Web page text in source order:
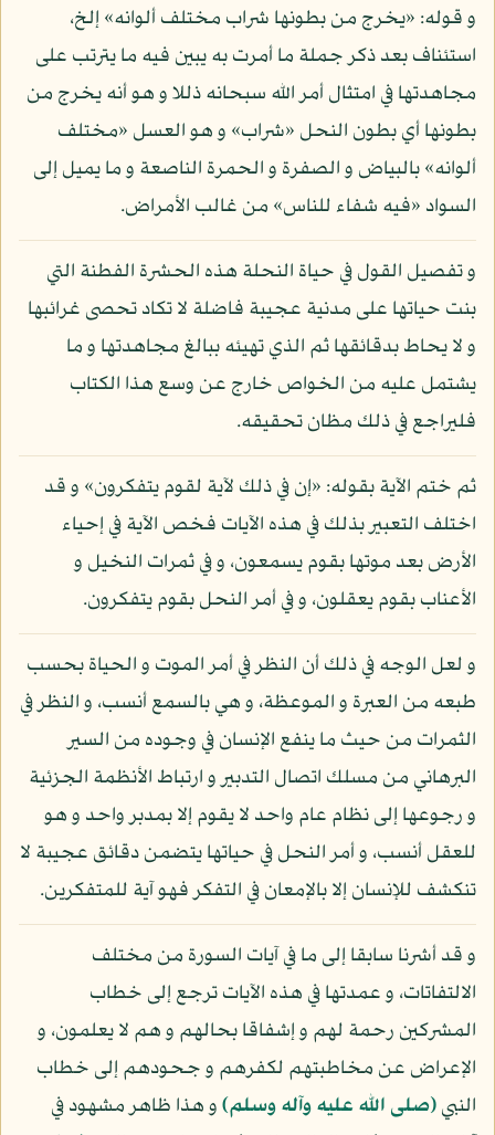
و قوله: «يخرج من بطونها شراب مختلف ألوانه» إلخ،
استئناف بعد ذكر جملة ما أمرت به يبين فيه ما يترتب على
مجاهدتها في امتثال أمر الله سبحانه ذللا و هو أنه يخرج من
بطونها أي بطون النحل «شراب» و هو العسل «مختلف
ألوانه» بالبياض و الصفرة و الحمرة الناصعة و ما يميل إلى
السواد «فيه شفاء للناس» من غالب الأمراض.
و تفصيل القول في حياة النحلة هذه الحشرة الفطنة التي
بنت حياتها على مدنية عجيبة فاضلة لا تكاد تحصى غرائبها
و لا يحاط بدقائقها ثم الذي تهيئه ببالغ مجاهدتها و ما
يشتمل عليه من الخواص خارج عن وسع هذا الكتاب
فليراجع في ذلك مظان تحقيقه.
ثم ختم الآية بقوله: «إن في ذلك لآية لقوم يتفكرون» و قد
اختلف التعبير بذلك في هذه الآيات فخص الآية في إحياء
الأرض بعد موتها بقوم يسمعون، و في ثمرات النخيل و
الأعناب بقوم يعقلون، و في أمر النحل بقوم يتفكرون.
و لعل الوجه في ذلك أن النظر في أمر الموت و الحياة بحسب
طبعه من العبرة و الموعظة، و هي بالسمع أنسب، و النظر في
الثمرات من حيث ما ينفع الإنسان في وجوده من السير
البرهاني من مسلك اتصال التدبير و ارتباط الأنظمة الجزئية
و رجوعها إلى نظام عام واحد لا يقوم إلا بمدبر واحد و هو
للعقل أنسب، و أمر النحل في حياتها يتضمن دقائق عجيبة لا
تنكشف للإنسان إلا بالإمعان في التفكر فهو آية للمتفكرين.
و قد أشرنا سابقا إلى ما في آيات السورة من مختلف
الالتفاتات، و عمدتها في هذه الآيات ترجع إلى خطاب
المشركين رحمة لهم و إشفاقا بحالهم و هم لا يعلمون، و
الإعراض عن مخاطبتهم لكفرهم و جحودهم إلى خطاب
النبي(صلى الله عليه وآله وسلم)و هذا ظاهر مشهود في